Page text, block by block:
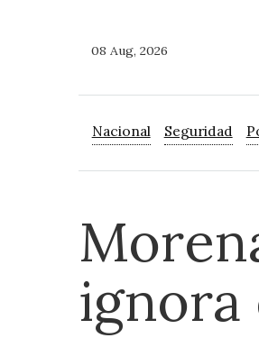
08 Aug, 2026
Nacional Seguridad
ignora